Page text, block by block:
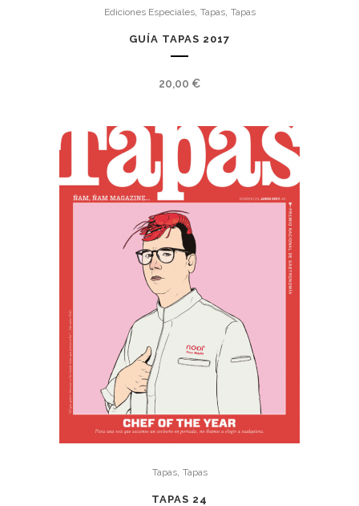
Ediciones Especiales, Tapas, Tapas
GUÍA TAPAS 2017
20,00 €
Tapas, Tapas
TAPAS 24